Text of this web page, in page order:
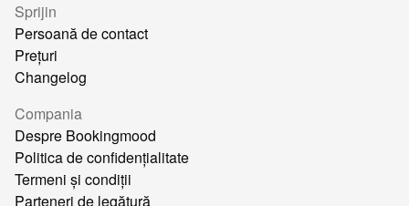
Sprijin
Persoană de contact
Prețuri
Changelog
Compania
Despre Bookingmood
Politica de confidențialitate
Termeni și condiții
Parteneri de legătură